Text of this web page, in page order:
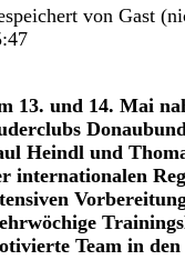
von Gast
13. und 14. Mai
Heindl und
internationalen
Team in